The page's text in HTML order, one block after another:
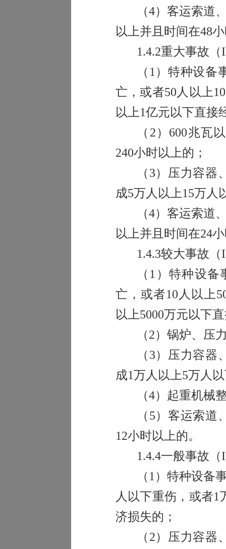
（4）客运索道
以上并且时间在48
1.4.2重大事故（
（ 1 ）特种设备
亡，或者50 人以上
以上1亿元以下直接
（ 2 ） 600兆瓦
240小时以上的；
（ 3）压力容器
成5万人以上15万人
（4）客运索道
以上并且时间在24
1.4.3较大事故（
（ 1 ）特种设备
亡，或者10 人以上
以上5000万元以下
（2）锅炉、压
（ 3）压力容器
成1万人以上5万人
（4）起重机械
（ 5）客运索道
12小时以上的。
1.4.4一般事故（
（ 1 ）特种设备
人以下重伤，或者1
济损失的；
（ 2）压力容器